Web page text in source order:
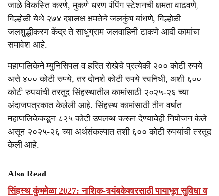
जाळे विकसित करणे, मुकणे धरण पंपिंग स्टेशनची क्षमता वाढवणे,
विल्होळी येथे २७४ दशलक्ष क्षमतेचे जलकुंभ बांधणे, विल्होळी
जलशुद्धीकरण केंद्र ते साधुग्राम जलवाहिनी टाकणे आदी कामांचा
समावेश आहे.
महापालिकेने म्युनिसिपल व हरित रोखेचे प्रत्येकी २०० कोटी रुपये
असे ४०० कोटी रुपये, तर दोनशे कोटी रुपये स्वनिधी, अशी ६००
कोटी रुपयांची तरतूद सिंहस्थातील कामांसाठी २०२५-२६ च्या
अंदाजपत्रकात केलेली आहे. सिंहस्थ कामांसाठी तीन वर्षात
महापालिकेकडून ८२५ कोटी उपलब्ध करून देण्याचेही नियोजन केले
असून २०२५-२६ च्या अर्थसंकल्पात तशी ६०० कोटी रुपयांची तरतूद
केली आहे.
Also Read
सिंहस्थ कुंभमेळा 2027: नाशिक-त्र्यंबकेश्वरसाठी पायाभूत सुविधा व